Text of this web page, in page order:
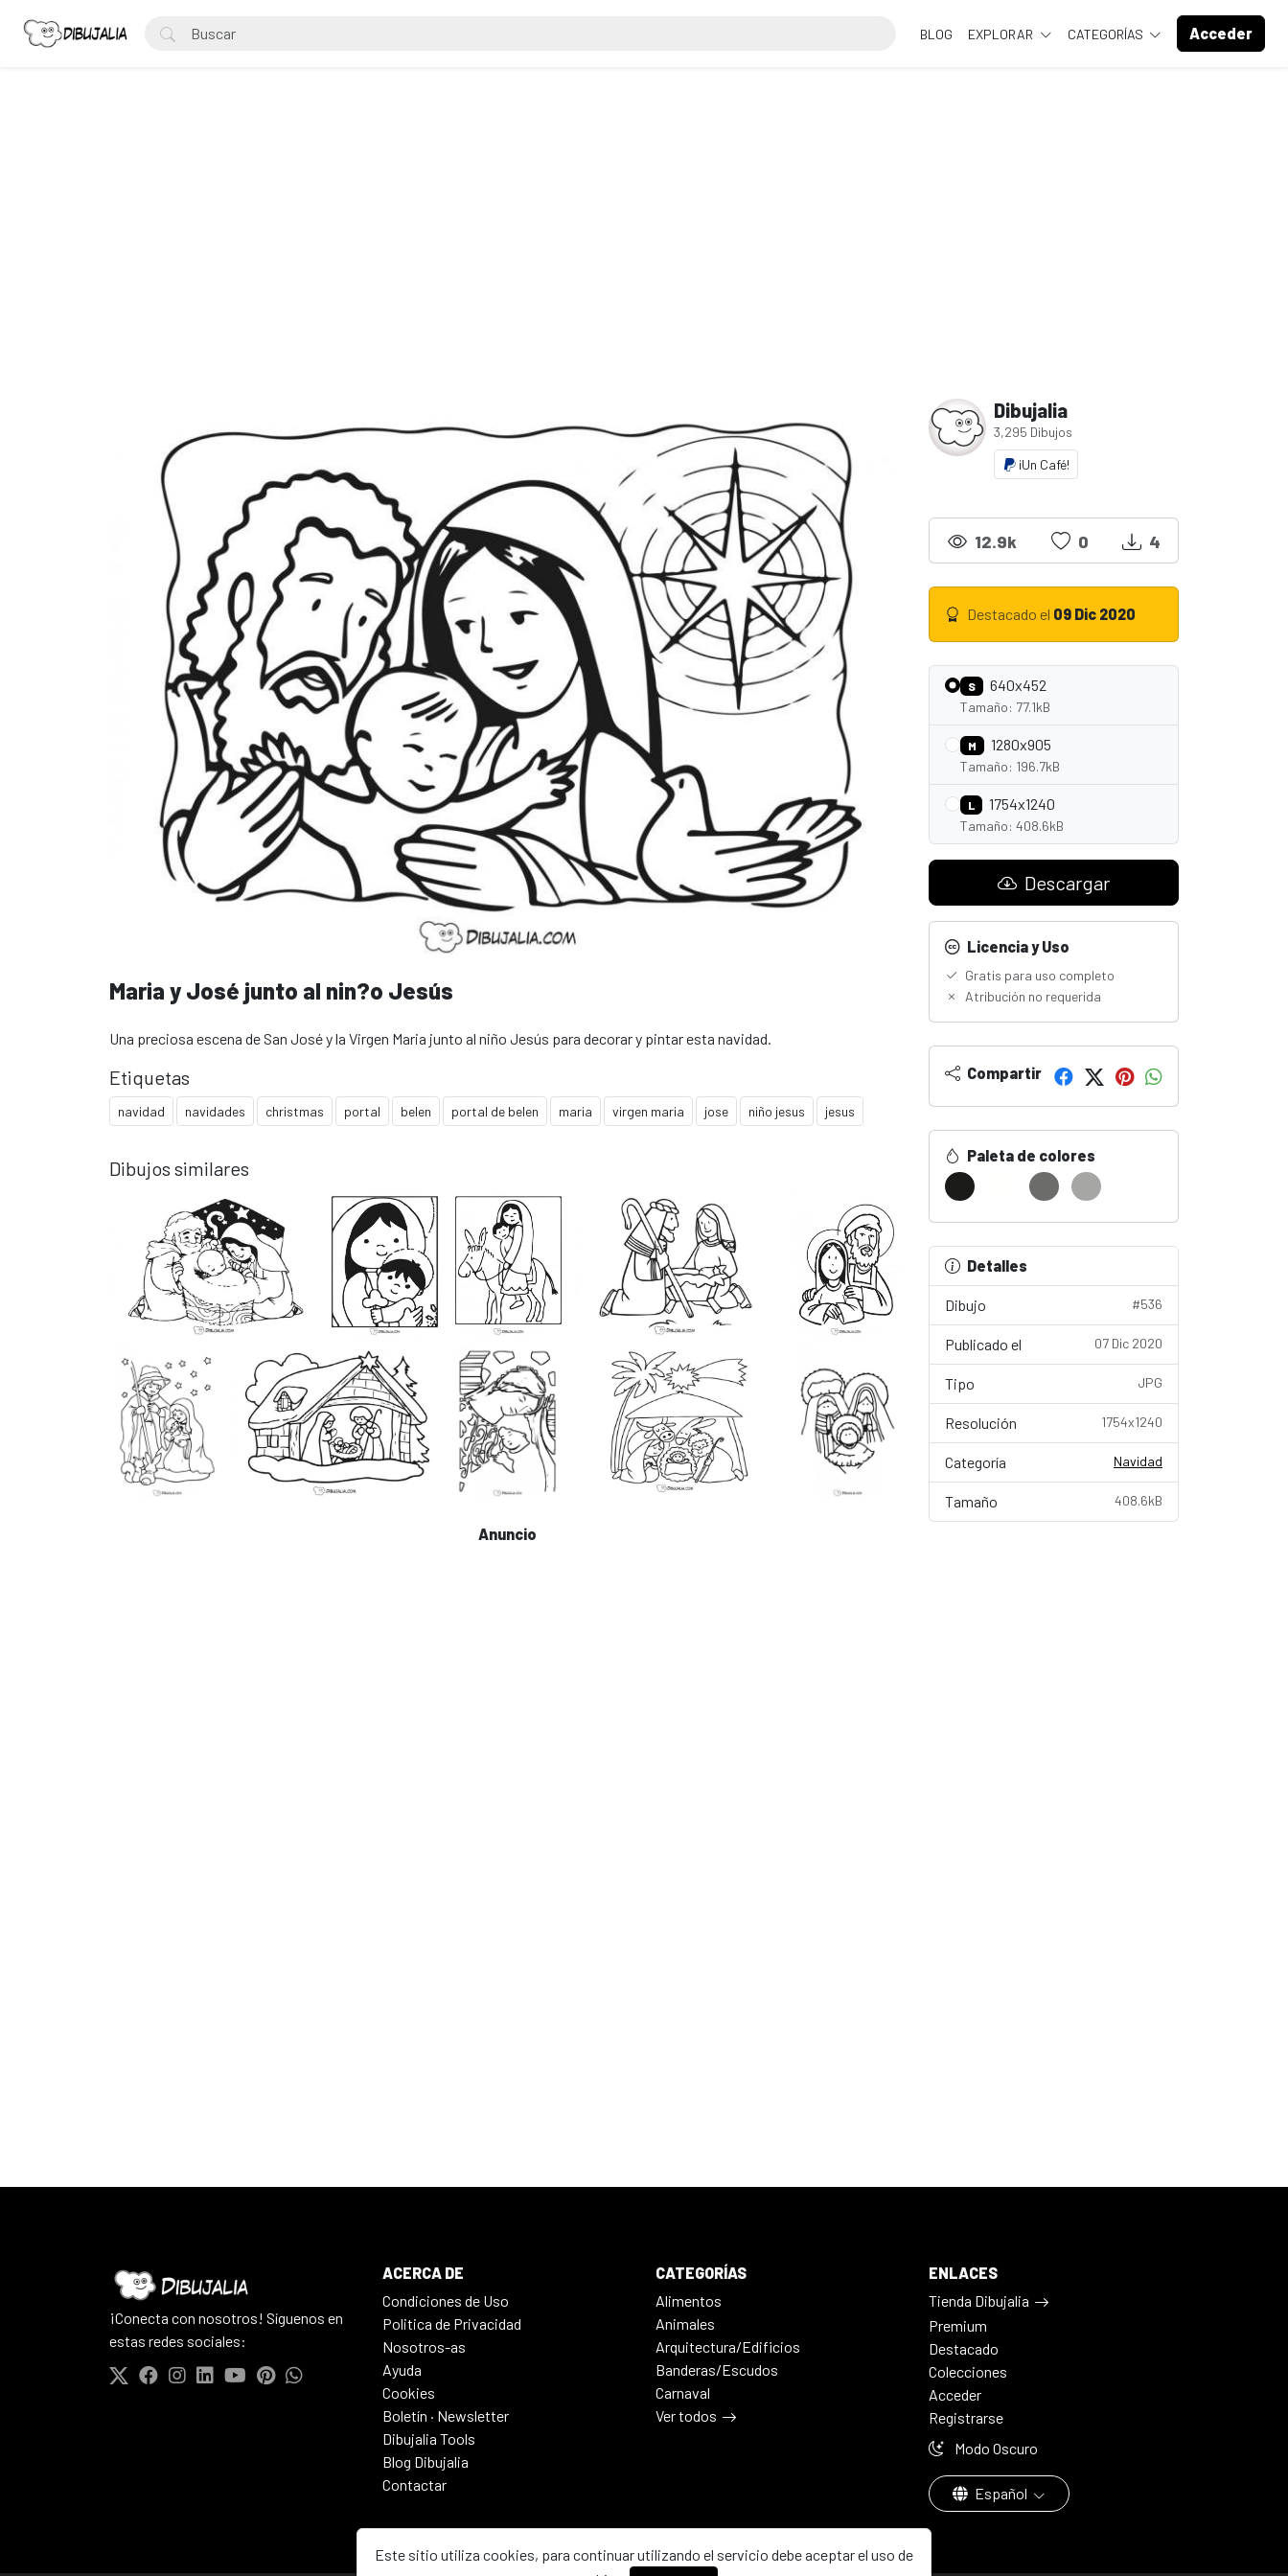
Este sitio utiliza cookies, para continuar utilizando el servicio debe aceptar el uso de
BLOG EXPLORAR CATEGORÍAS Acceder
Maria y José junto al nin?o Jesús
Una preciosa escena de San José y la Virgen Maria junto al niño Jesús para decorar y pintar esta navidad.
Etiquetas
navidad navidades christmas portal belen portal de belen maria virgen maria jose niño jesus jesus
Dibujos similares
Anuncio
Dibujalia
3,295 Dibujos
¡Un Café!
12.9k 0 4
Destacado el 09 Dic 2020
S 640x452
Tamaño: 77.1kB
M 1280x905
Tamaño: 196.7kB
L 1754x1240
Tamaño: 408.6kB
Descargar
Licencia y Uso
Gratis para uso completo
Atribución no requerida
Compartir
Paleta de colores
Detalles
Dibujo #536
Publicado el 07 Dic 2020
Tipo JPG
Resolución 1754x1240
Categoría Navidad
Tamaño 408.6kB
¡Conecta con nosotros! Síguenos en
estas redes sociales:
ACERCA DE
Condiciones de Uso
Politica de Privacidad
Nosotros-as
Ayuda
Cookies
Boletín · Newsletter
Dibujalia Tools
Blog Dibujalia
Contactar
CATEGORÍAS
Alimentos
Animales
Arquitectura/Edificios
Banderas/Escudos
Carnaval
Ver todos
ENLACES
Tienda Dibujalia
Premium
Destacado
Colecciones
Acceder
Registrarse
Modo Oscuro
Español